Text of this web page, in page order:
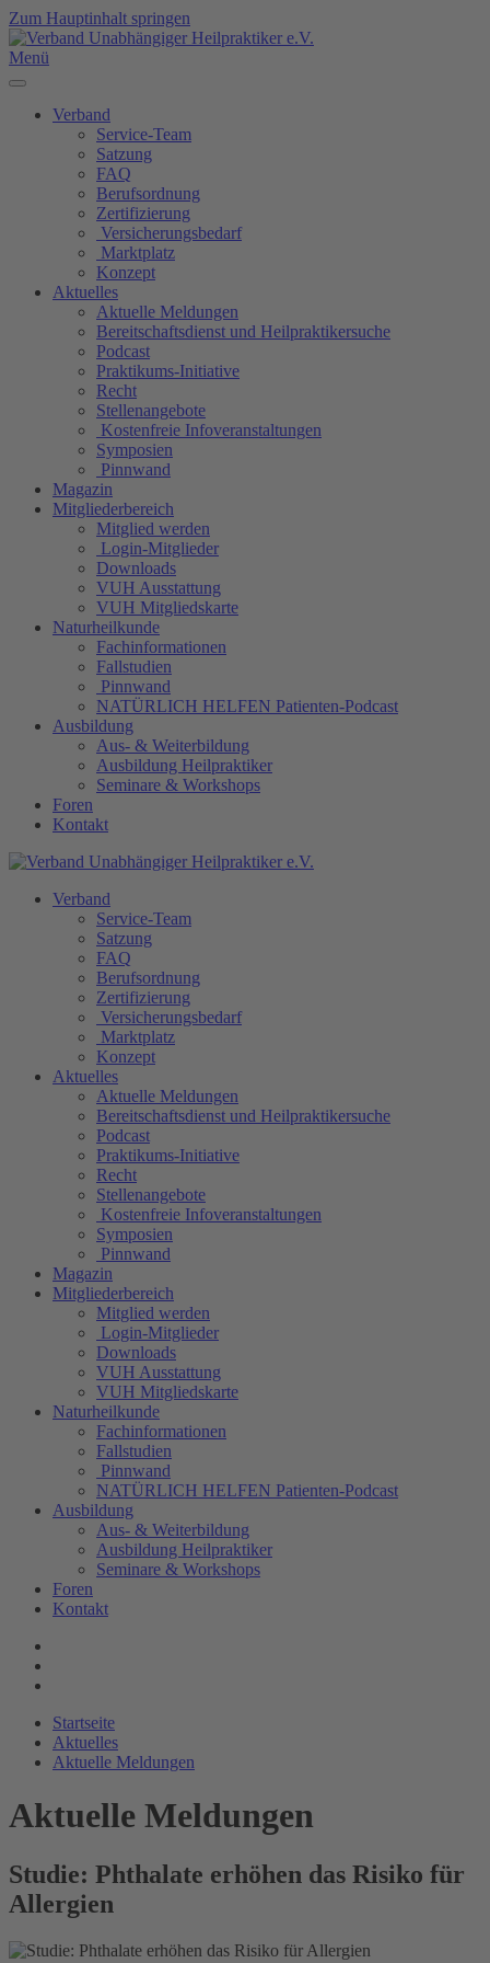
Zum Hauptinhalt springen
Menü
Verband
Service-Team
Satzung
FAQ
Berufsordnung
Zertifizierung
Versicherungsbedarf
Marktplatz
Konzept
Aktuelles
Aktuelle Meldungen
Bereitschaftsdienst und Heilpraktikersuche
Podcast
Praktikums-Initiative
Recht
Stellenangebote
Kostenfreie Infoveranstaltungen
Symposien
Pinnwand
Magazin
Mitgliederbereich
Mitglied werden
Login-Mitglieder
Downloads
VUH Ausstattung
VUH Mitgliedskarte
Naturheilkunde
Fachinformationen
Fallstudien
Pinnwand
NATÜRLICH HELFEN Patienten-Podcast
Ausbildung
Aus- & Weiterbildung
Ausbildung Heilpraktiker
Seminare & Workshops
Foren
Kontakt
Verband
Service-Team
Satzung
FAQ
Berufsordnung
Zertifizierung
Versicherungsbedarf
Marktplatz
Konzept
Aktuelles
Aktuelle Meldungen
Bereitschaftsdienst und Heilpraktikersuche
Podcast
Praktikums-Initiative
Recht
Stellenangebote
Kostenfreie Infoveranstaltungen
Symposien
Pinnwand
Magazin
Mitgliederbereich
Mitglied werden
Login-Mitglieder
Downloads
VUH Ausstattung
VUH Mitgliedskarte
Naturheilkunde
Fachinformationen
Fallstudien
Pinnwand
NATÜRLICH HELFEN Patienten-Podcast
Ausbildung
Aus- & Weiterbildung
Ausbildung Heilpraktiker
Seminare & Workshops
Foren
Kontakt
Startseite
Aktuelles
Aktuelle Meldungen
Aktuelle Meldungen
Studie: Phthalate erhöhen das Risiko für
Allergien